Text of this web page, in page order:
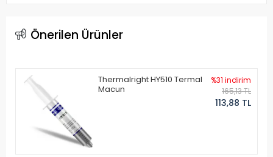
Önerilen Ürünler
Thermalright HY510 Termal
Macun
%31 indirim
165,13 TL
113,88 TL